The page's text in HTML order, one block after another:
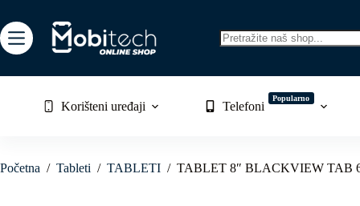
to
content
Korišteni uređaji Telefoni
Popularno
Početna / Tableti / TABLETI / TABLET 8″ BLACKVIEW TAB